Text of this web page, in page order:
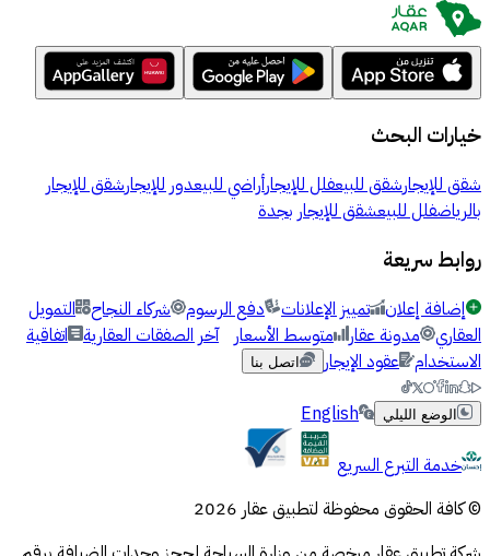
خيارات البحث
شقق للإيجارشقق للبيعفلل للإيجارأراضي للبيعدور للإيجارشقق للإيجار
بالرياضفلل للبيعشقق للإيجار بجدة
روابط سريعة
إضافة إعلان تمييز الإعلانات دفع الرسوم شركاء النجاح
التمويل
العقاري
مدونة عقار متوسط الأسعار آخر الصفقات العقارية
اتفاقية
الاستخدام عقود الإيجار اتصل بنا
الوضع الليلي
English
خدمة التبرع السريع
© كافة الحقوق محفوظة لتطبيق عقار 2026